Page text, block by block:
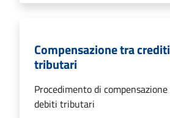
Compensazione tra
tributari
Procedimento di
debiti tributari